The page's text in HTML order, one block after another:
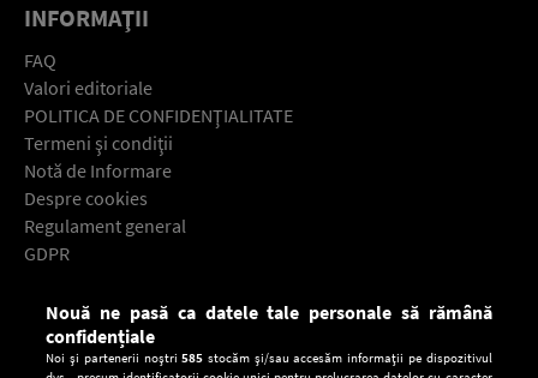
INFORMAŢII
FAQ
Valori editoriale
POLITICA DE CONFIDENŢIALITATE
Termeni şi condiţii
Notă de Informare
Despre cookies
Regulament general
GDPR
Descarcă gratuit aplicaţia Europa FM pentru smartphone:
Nouă ne pasă ca datele tale personale să rămână
confidențiale
Noi și partenerii noștri585 stocăm și/sau accesăm informații pe dispozitivul